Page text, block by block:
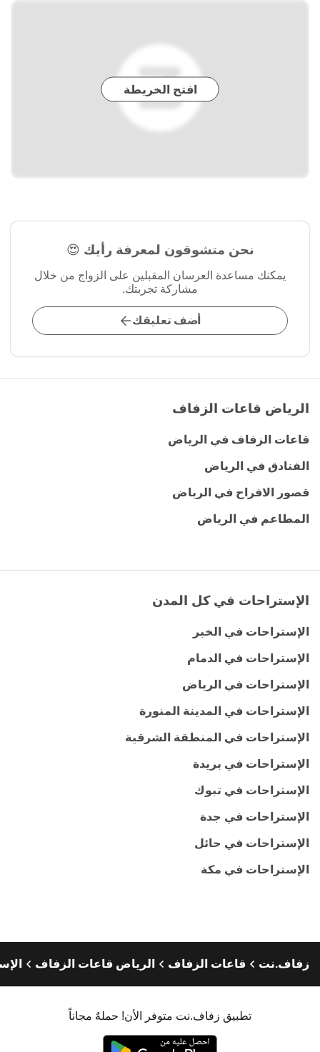
افتح الخريطة
نحن متشوقون لمعرفة رأيك 😍
يمكنك مساعدة العرسان المقبلين على الزواج من خلال
مشاركة تجربتك.
أضف تعليقك
الرياض قاعات الزفاف
قاعات الزفاف في الرياض
الفنادق في الرياض
قصور الافراح في الرياض
المطاعم في الرياض
الإستراحات في كل المدن
الإستراحات في الخبر
الإستراحات في الدمام
الإستراحات في الرياض
الإستراحات في المدينة المنورة
الإستراحات في المنطقة الشرقية
الإستراحات في بريدة
الإستراحات في تبوك
الإستراحات في جدة
الإستراحات في حائل
الإستراحات في مكة
زفاف.نت قاعات الزفاف الرياض قاعات الزفاف
تطبيق زفاف.نت متوفر الأن! حملهٌ مجاناً